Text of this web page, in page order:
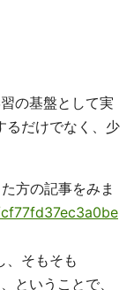
の基盤として実
るだけでなく、少
方の記事をみま
、そもそも
ということで、